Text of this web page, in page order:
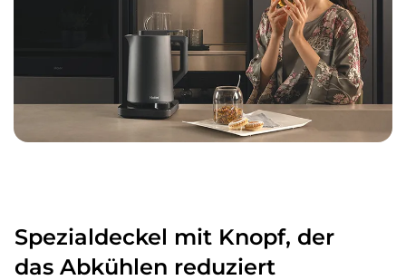
Spezialdeckel mit Knopf, der
das Abkühlen reduziert